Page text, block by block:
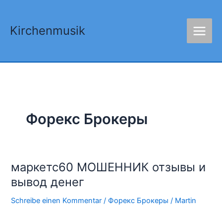
springen
Kirchenmusik
Форекс Брокеры
маркетс60 МОШЕННИК отзывы и
вывод денег
Schreibe einen Kommentar / Форекс Брокеры / Martin
маркетс60
отзывы
и